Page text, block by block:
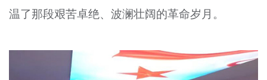
温了那段艰苦卓绝、波澜壮阔的革命岁月。